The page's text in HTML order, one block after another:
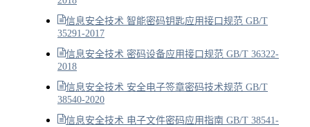
信息安全技术 智能密码钥匙应用接口规范 GB/T
35291-2017
信息安全技术 密码设备应用接口规范 GB/T 36322-
2018
信息安全技术 安全电子签章密码技术规范 GB/T
38540-2020
信息安全技术 电子文件密码应用指南 GB/T 38541-